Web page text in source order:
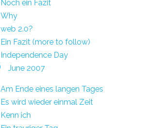
Noch ein Fazit
Why
web 2.0?
Ein Fazit (more to follow)
Independence Day
June 2007
Am Ende eines langen Tages
Es wird wieder einmal Zeit
Kenn ich